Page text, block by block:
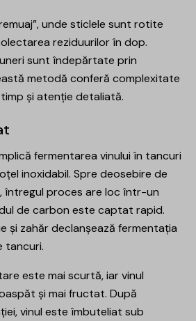
unde sticlele sunt rotite
reziduurilor în dop.
sunt îndepărtate prin
metodă conferă complexitate
și atenție detaliată.
fermentarea vinului în tancuri
inoxidabil. Spre deosebire de
întregul proces are loc într-un
de carbon este captat rapid.
și zahăr declanșează fermentația
tancuri.
este mai scurtă, iar vinul
și mai fructat. După
vinul este îmbuteliat sub